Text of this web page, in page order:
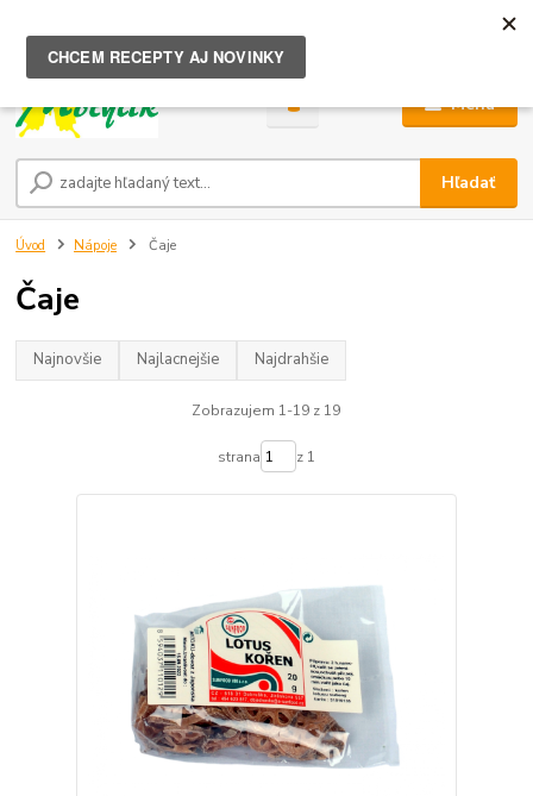
Menu
Hľadať
ks
0,00 €
Úvod Nápoje Čaje
Čaje
Najnovšie Najlacnejšie Najdrahšie
Zobrazujem 1-19 z 19
strana z 1